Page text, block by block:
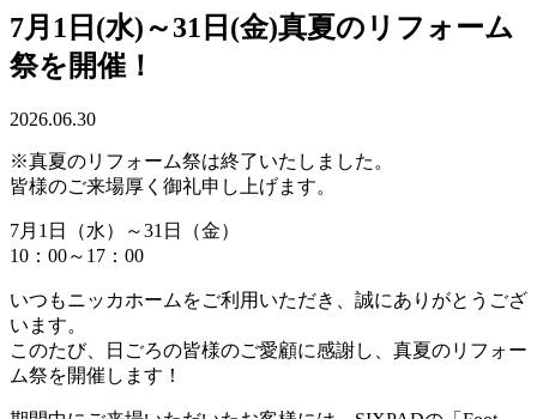
7月1日(水)～31日(金)真夏のリフォーム
祭を開催！
2026.06.30
※真夏のリフォーム祭は終了いたしました。
皆様のご来場厚く御礼申し上げます。
7月1日（水）～31日（金）
10：00～17：00
いつもニッカホームをご利用いただき、誠にありがとうござ
います。
このたび、日ごろの皆様のご愛顧に感謝し、真夏のリフォー
ム祭を開催します！